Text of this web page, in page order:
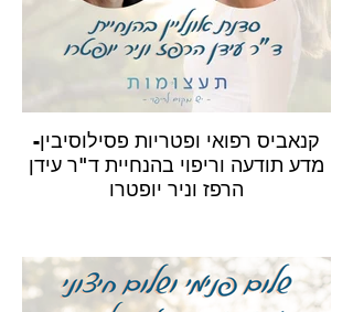
קנאביס רפואי ופטריות פסילוסיבין-
מדע תודעה וריפוי בהנחיית ד"ר עידן
הרפז וניר יופטרו